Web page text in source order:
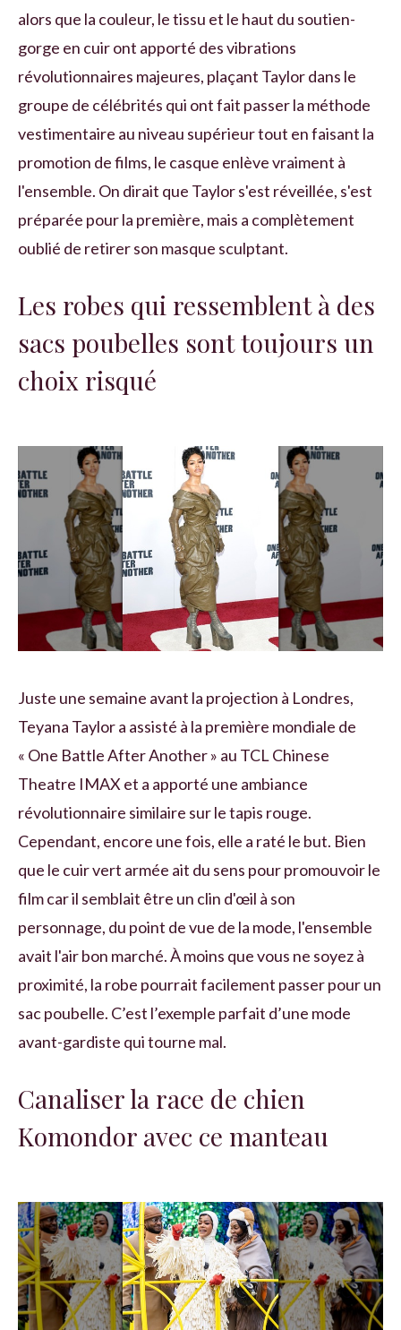
alors que la couleur, le tissu et le haut du soutien-
gorge en cuir ont apporté des vibrations
révolutionnaires majeures, plaçant Taylor dans le
groupe de célébrités qui ont fait passer la méthode
vestimentaire au niveau supérieur tout en faisant la
promotion de films, le casque enlève vraiment à
l'ensemble. On dirait que Taylor s'est réveillée, s'est
préparée pour la première, mais a complètement
oublié de retirer son masque sculptant.
Les robes qui ressemblent à des
sacs poubelles sont toujours un
choix risqué
Juste une semaine avant la projection à Londres,
Teyana Taylor a assisté à la première mondiale de
« One Battle After Another » au TCL Chinese
Theatre IMAX et a apporté une ambiance
révolutionnaire similaire sur le tapis rouge.
Cependant, encore une fois, elle a raté le but. Bien
que le cuir vert armée ait du sens pour promouvoir le
film car il semblait être un clin d'œil à son
personnage, du point de vue de la mode, l'ensemble
avait l'air bon marché. À moins que vous ne soyez à
proximité, la robe pourrait facilement passer pour un
sac poubelle. C’est l’exemple parfait d’une mode
avant-gardiste qui tourne mal.
Canaliser la race de chien
Komondor avec ce manteau